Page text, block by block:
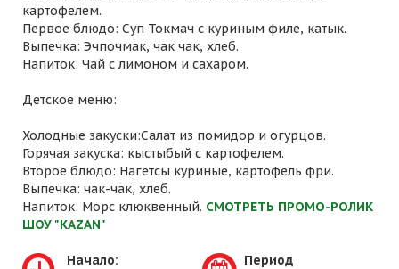
картофелем.
Первое блюдо: Суп Токмач с куриным филе, катык.
Выпечка: Эчпочмак, чак чак, хлеб.
Напиток: Чай с лимоном и сахаром.
Детское меню:
Холодные закуски:Салат из помидор и огурцов.
Горячая закуска: кыстыбый с картофелем.
Второе блюдо: Нагетсы куриные, картофель фри.
Выпечка: чак-чак, хлеб.
Напиток: Морс клюквенный. СМОТРЕТЬ ПРОМО-РОЛИК
ШОУ "KAZAN"
Начало:
Период